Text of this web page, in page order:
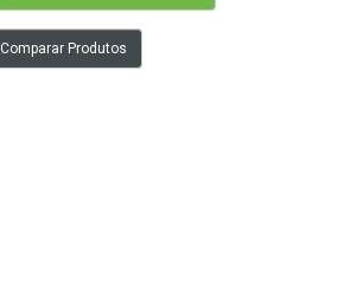
Comparar Produtos